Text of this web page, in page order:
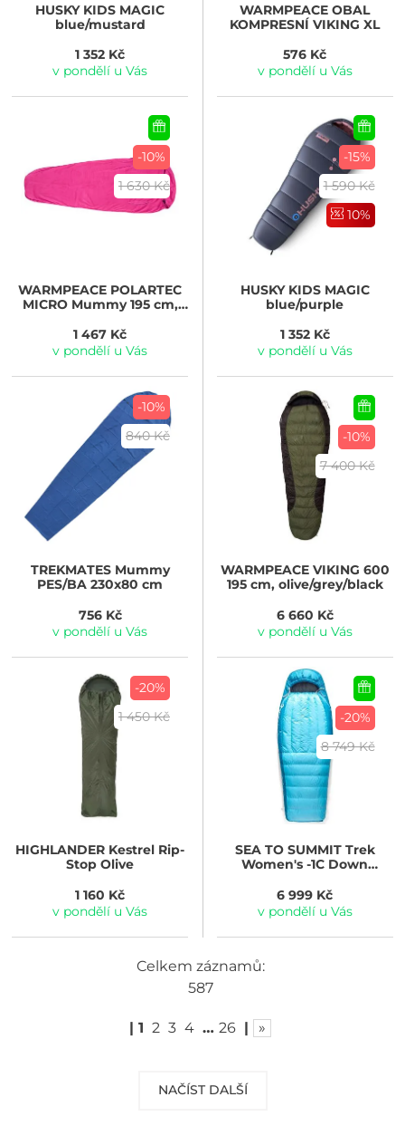
HUSKYKIDS MAGIC
blue/mustard
1 352 Kč
v pondělí u Vás
WARMPEACE OBAL
KOMPRESNÍ VIKING XL
576 Kč
v pondělí u Vás
-10%
1 630 Kč
WARMPEACE POLARTEC
MICRO Mummy 195 cm,
1 467 Kč
v pondělí u Vás
-15%
1 590 Kč
10%
HUSKYKIDS MAGIC
blue/purple
1 352 Kč
v pondělí u Vás
-10%
840 Kč
TREKMATESMummy
PES/BA 230x80 cm
756 Kč
v pondělí u Vás
-10%
7 400 Kč
WARMPEACEVIKING 600
195 cm, olive/grey/black
6 660 Kč
v pondělí u Vás
-20%
1 450 Kč
HIGHLANDER Kestrel Rip-
Stop Olive
1 160 Kč
v pondělí u Vás
-20%
8 749 Kč
SEA TO SUMMITTrek
Women's -1C Down
Blue Atoll
6 999 Kč
v pondělí u Vás
NAČÍST DALŠÍ
Celkem záznamů:
587
| 1 2 3 4 … 26 | »